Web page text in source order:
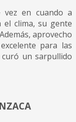
vez en cuando a
el clima, su gente
aprovecho
para las
un sarpullido